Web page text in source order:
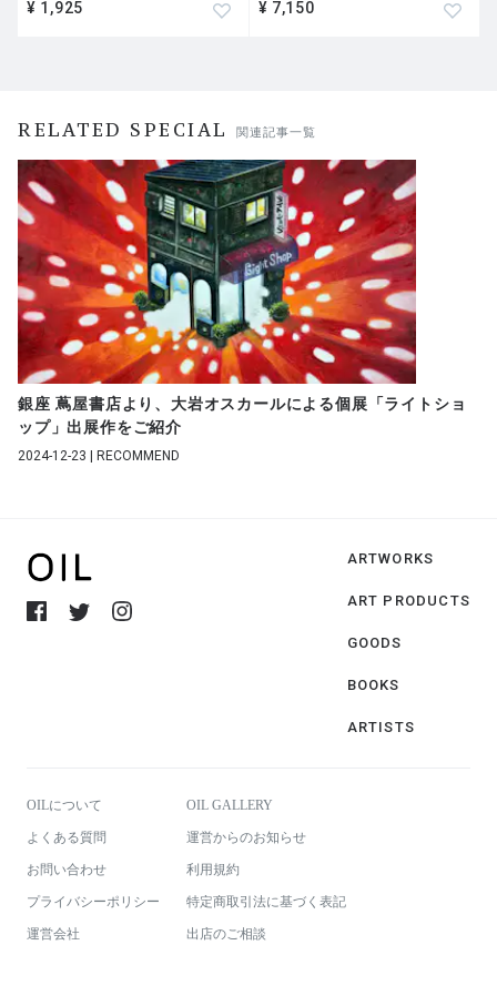
¥ 1,925 ¥ 7,150
RELATED SPECIAL 関連記事一覧
銀座 蔦屋書店より、大岩オスカールによる個展「ライトショ
ップ」出展作をご紹介
2024-12-23 | RECOMMEND
ARTWORKS
ART PRODUCTS
GOODS
BOOKS
ARTISTS
OILについて OIL GALLERY
よくある質問 運営からのお知らせ
お問い合わせ 利用規約
プライバシーポリシー 特定商取引法に基づく表記
運営会社 出店のご相談